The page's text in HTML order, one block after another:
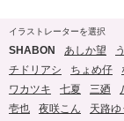
イラストレーターを選択
SHABON あしか望
チドリアシ
ちょめ仔
ワカツキ
七夏 三廼
壱也
夜咲こん 天路